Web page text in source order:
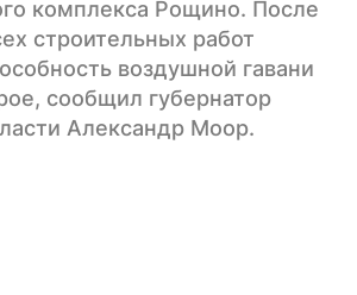
комплекса Рощино. После
строительных работ
воздушной гавани
сообщил губернатор
Александр Моор.